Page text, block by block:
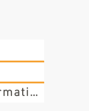
Contact information